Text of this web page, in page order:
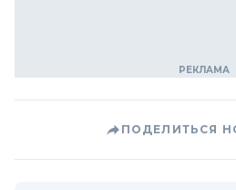
ПОДЕЛИТЬСЯ